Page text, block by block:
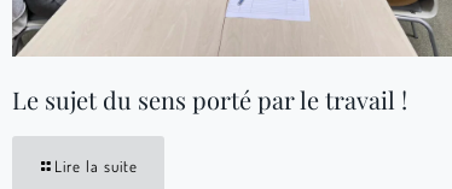
Le sujet du sens porté par le travail !
Lire la suite